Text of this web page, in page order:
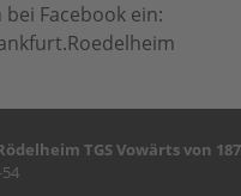
Facebook ein:
TGS Vowärts von